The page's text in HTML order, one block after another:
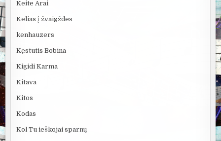
Keite Arai
Kelias į žvaigždes
kenhauzers
Kęstutis Bobina
Kigidi Karma
Kitava
Kitos
Kodas
Kol Tu ieškojai sparnų